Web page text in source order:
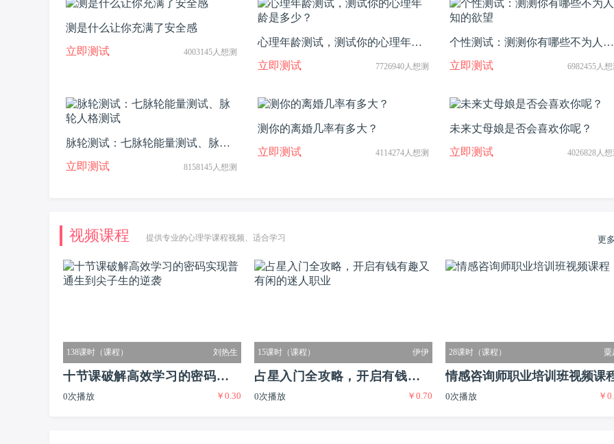
测是什么让你充满了安全感
立即测试
4003145人想测
心理年龄测试，测试你的心理年龄
是多少？
立即测试 7726940人想测
个性测试：测测你有哪些不为人知
的欲望
立即测试 6982455人想
脉轮测试：七脉轮能量测试、脉轮
人格测试
立即测试 8158145人想测
测你的离婚几率有多大？
立即测试
4114274人想测
未来丈母娘是否会喜欢你呢？
立即测试
4026828人想
视频课程 提供专业的心理学课程视频、适合学习 更多
138课时（课程） 刘热生
十节课破解高效学习的密码实现
普通生到尖子生的逆袭
0次播放 ￥0.30
15课时（课程） 伊伊
占星入门全攻略，开启有钱有趣
又有闲的迷人职业
0次播放 ￥0.70
28课时（课程） 粟
情感咨询师职业培训班视频课
0次播放 ￥